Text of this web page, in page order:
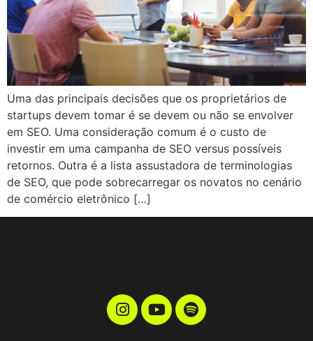
Uma das principais decisões que os proprietários de
startups devem tomar é se devem ou não se envolver
em SEO. Uma consideração comum é o custo de
investir em uma campanha de SEO versus possíveis
retornos. Outra é a lista assustadora de terminologias
de SEO, que pode sobrecarregar os novatos no cenário
de comércio eletrônico […]